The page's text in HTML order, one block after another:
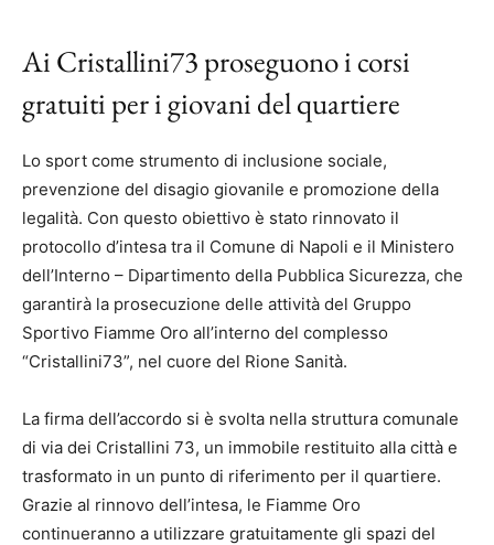
Ai Cristallini73 proseguono i corsi
gratuiti per i giovani del quartiere
Lo sport come strumento di inclusione sociale,
prevenzione del disagio giovanile e promozione della
legalità. Con questo obiettivo è stato rinnovato il
protocollo d’intesa tra il Comune di Napoli e il Ministero
dell’Interno – Dipartimento della Pubblica Sicurezza, che
garantirà la prosecuzione delle attività del Gruppo
Sportivo Fiamme Oro all’interno del complesso
“Cristallini73”, nel cuore del Rione Sanità.
La firma dell’accordo si è svolta nella struttura comunale
di via dei Cristallini 73, un immobile restituito alla città e
trasformato in un punto di riferimento per il quartiere.
Grazie al rinnovo dell’intesa, le Fiamme Oro
continueranno a utilizzare gratuitamente gli spazi del